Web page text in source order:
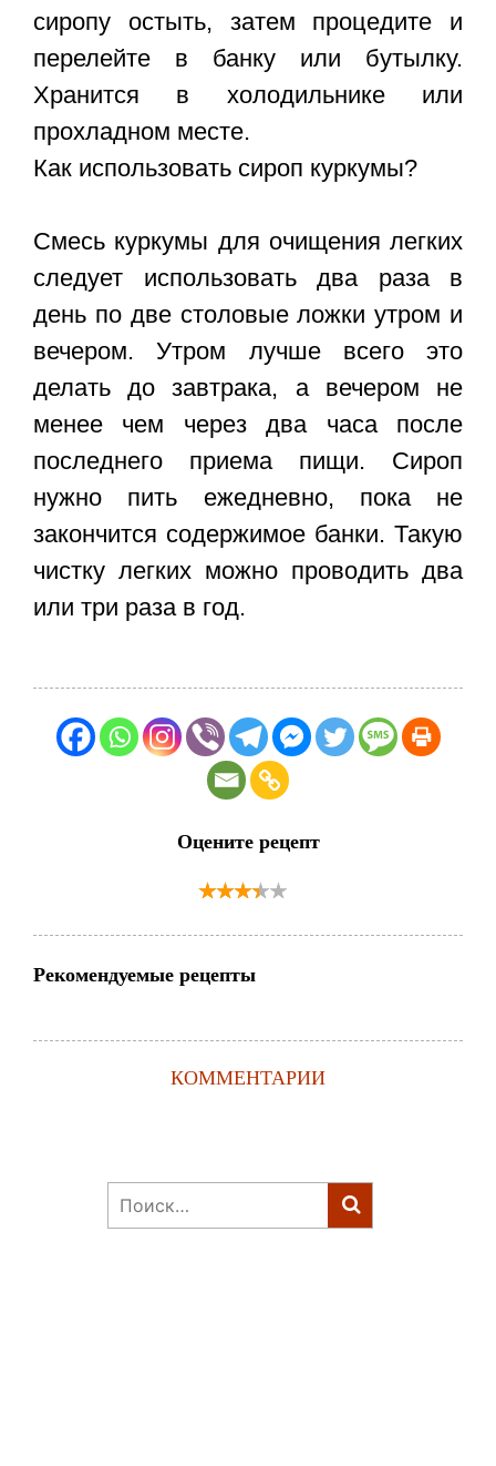
сиропу остыть, затем процедите и
перелейте в банку или бутылку.
Хранится в холодильнике или
прохладном месте.
Как использовать сироп куркумы?
Смесь куркумы для очищения легких
следует использовать два раза в
день по две столовые ложки утром и
вечером. Утром лучше всего это
делать до завтрака, а вечером не
менее чем через два часа после
последнего приема пищи. Сироп
нужно пить ежедневно, пока не
закончится содержимое банки. Такую
чистку легких можно проводить два
или три раза в год.
Оцените рецепт
Рекомендуемые рецепты
КОММЕНТАРИИ
Найти: